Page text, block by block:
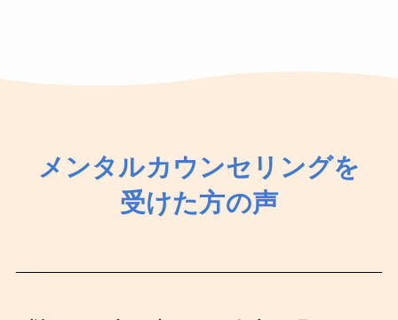
メンタルカウンセリングを
受けた方の声